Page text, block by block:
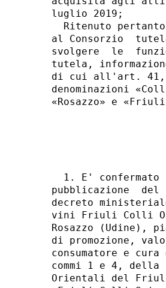
luglio 2019;
Ritenuto
al Consorzio
svolgere  le
tutela,
di cui all'art. 41,
denominazioni
«Rosazzo» e
1. E' confermato
pubblicazione
decreto
vini Friuli Colli
Rosazzo (Udine),
di promozione,
consumatore e
commi 1 e 4,
Orientali del Friuli